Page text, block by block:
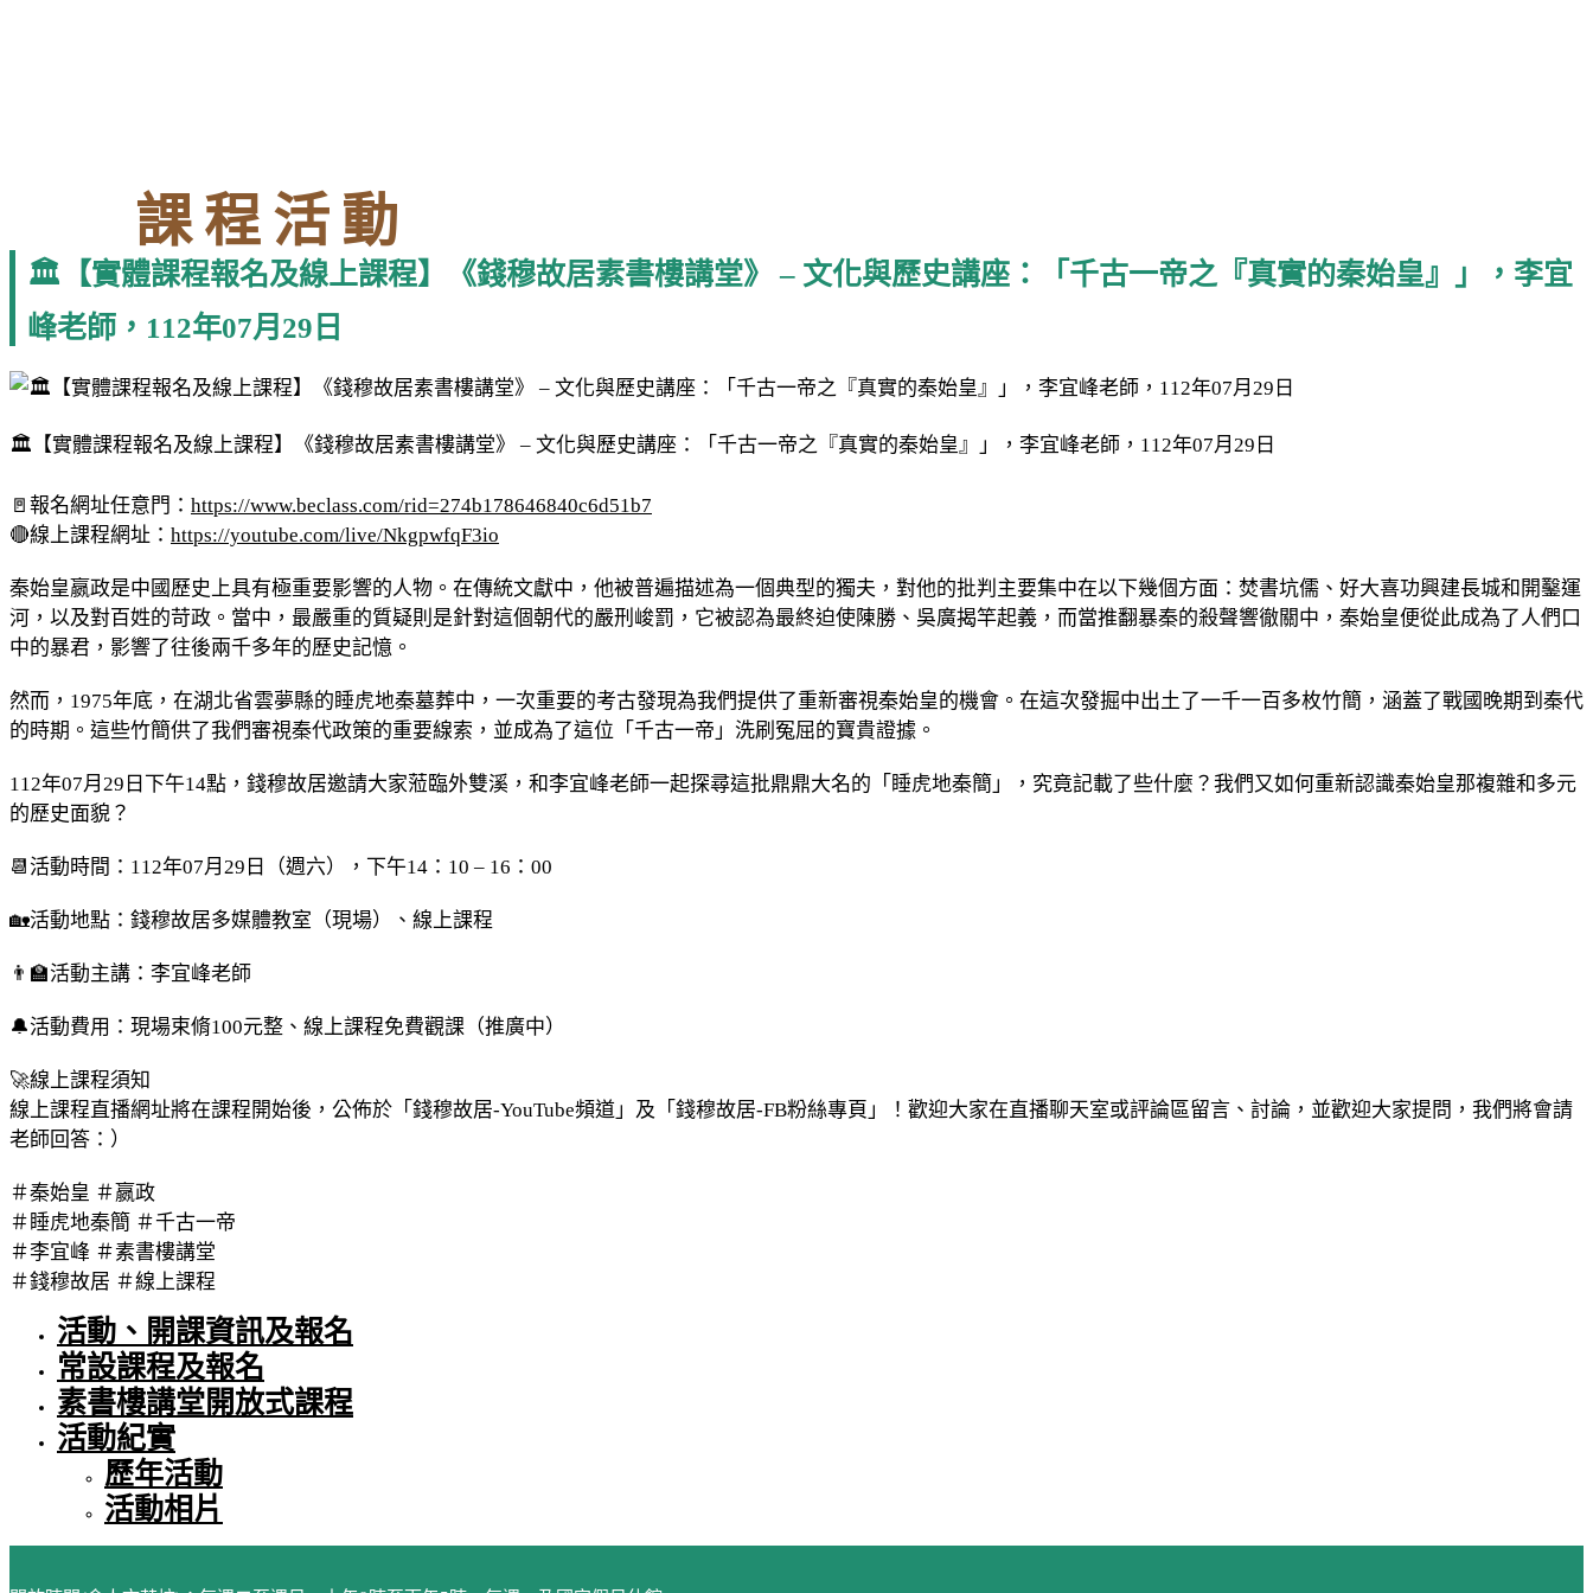
課程活動
🏛【實體課程報名及線上課程】《錢穆故居素書樓講堂》 – 文化與歷史講座：「千古一帝之『真實的秦始皇』」，李宜
峰老師，112年07月29日
🏛【實體課程報名及線上課程】《錢穆故居素書樓講堂》 – 文化與歷史講座：「千古一帝之『真實的秦始皇』」，李宜峰老師，112年07月29日
🚪報名網址任意門： https://www.beclass.com/rid=274b178646840c6d51b7
🔴線上課程網址： https://youtube.com/live/NkgpwfqF3io
秦始皇嬴政是中國歷史上具有極重要影響的人物。在傳統文獻中，他被普遍描述為一個典型的獨夫，對他的批判主要集中在以下幾個方面：焚書坑儒、好大喜功興建長城和開鑿運
河，以及對百姓的苛政。當中，最嚴重的質疑則是針對這個朝代的嚴刑峻罰，它被認為最終迫使陳勝、吳廣揭竿起義，而當推翻暴秦的殺聲響徹關中，秦始皇便從此成為了人們口
中的暴君，影響了往後兩千多年的歷史記憶。
然而，1975年底，在湖北省雲夢縣的睡虎地秦墓葬中，一次重要的考古發現為我們提供了重新審視秦始皇的機會。在這次發掘中出土了一千一百多枚竹簡，涵蓋了戰國晚期到秦代
的時期。這些竹簡供了我們審視秦代政策的重要線索，並成為了這位「千古一帝」洗刷冤屈的寶貴證據。
112年07月29日下午14點，錢穆故居邀請大家蒞臨外雙溪，和李宜峰老師一起探尋這批鼎鼎大名的「睡虎地秦簡」，究竟記載了些什麼？我們又如何重新認識秦始皇那複雜和多元
的歷史面貌？
📆活動時間：112年07月29日（週六），下午14：10 – 16：00
🏡活動地點：錢穆故居多媒體教室（現場）、線上課程
👨‍🏫活動主講：李宜峰老師
🔔活動費用：現場束脩100元整、線上課程免費觀課（推廣中）
🚀線上課程須知
線上課程直播網址將在課程開始後，公佈於「錢穆故居-YouTube頻道」及「錢穆故居-FB粉絲專頁」！歡迎大家在直播聊天室或評論區留言、討論，並歡迎大家提問，我們將會請
老師回答：）
＃秦始皇 ＃嬴政
＃睡虎地秦簡 ＃千古一帝
＃李宜峰 ＃素書樓講堂
＃錢穆故居 ＃線上課程
活動、開課資訊及報名
常設課程及報名
素書樓講堂開放式課程
活動紀實
歷年活動
活動相片